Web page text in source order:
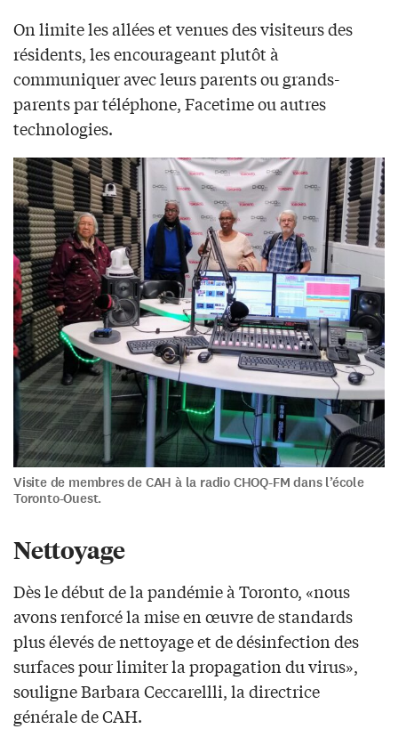
On limite les allées et venues des visiteurs des
résidents, les encourageant plutôt à
communiquer avec leurs parents ou grands-
parents par téléphone, Facetime ou autres
technologies.
Visite de membres de CAH à la radio CHOQ-FM dans l’école
Toronto-Ouest.
Nettoyage
Dès le début de la pandémie à Toronto, «nous
avons renforcé la mise en œuvre de standards
plus élevés de nettoyage et de désinfection des
surfaces pour limiter la propagation du virus»,
souligne Barbara Ceccarellli, la directrice
générale de CAH.